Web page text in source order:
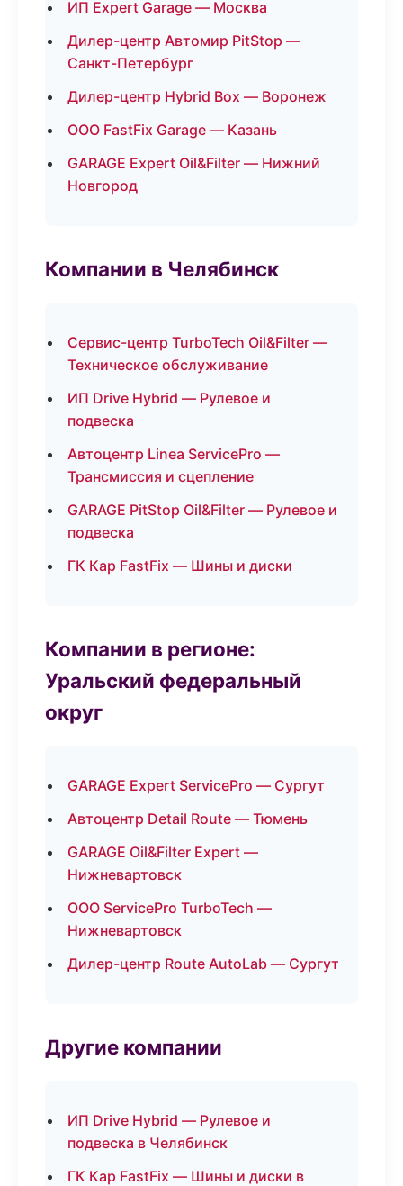
ИП Expert Garage — Москва
Дилер-центр Автомир PitStop —
Санкт-Петербург
Дилер-центр Hybrid Box — Воронеж
ООО FastFix Garage — Казань
GARAGE Expert Oil&Filter — Нижний
Новгород
Компании в Челябинск
Сервис-центр TurboTech Oil&Filter —
Техническое обслуживание
ИП Drive Hybrid — Рулевое и
подвеска
Автоцентр Linea ServicePro —
Трансмиссия и сцепление
GARAGE PitStop Oil&Filter — Рулевое и
подвеска
ГК Кар FastFix — Шины и диски
Компании в регионе:
Уральский федеральный
округ
GARAGE Expert ServicePro — Сургут
Автоцентр Detail Route — Тюмень
GARAGE Oil&Filter Expert —
Нижневартовск
ООО ServicePro TurboTech —
Нижневартовск
Дилер-центр Route AutoLab — Сургут
Другие компании
ИП Drive Hybrid — Рулевое и
подвеска в Челябинск
ГК Кар FastFix — Шины и диски в